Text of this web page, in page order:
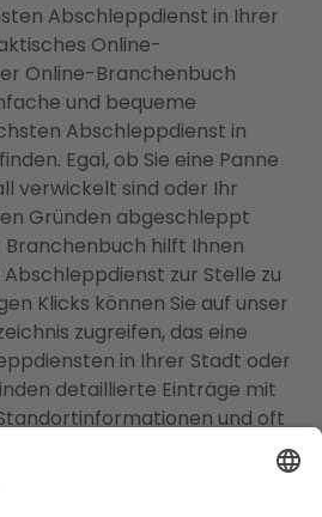
Abschleppdienst in Ihrer
Online-
Online-Branchenbuch
und bequeme
Abschleppdienst in
Egal, ob Sie eine Panne
verwickelt sind oder Ihr
Gründen abgeschleppt
Branchenbuch hilft Ihnen
zur Stelle zu
Klicks können Sie auf unser
zugreifen, das eine
in Ihrer Stadt oder
detaillierte Einträge mit
und oft
um Ihnen bei der
Abschleppdienstes zu